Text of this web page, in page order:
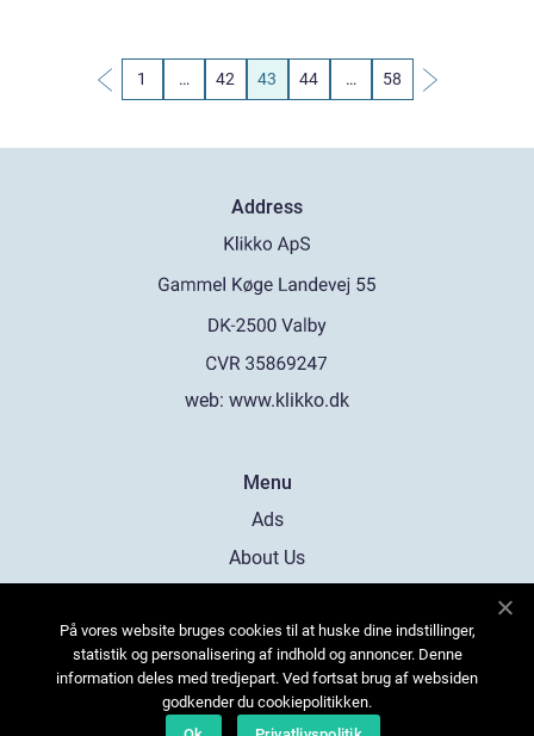
1 … 42 43 44 … 58
Address
web: www.klikko.dk
Menu
Ads
About Us
Contact
Sitemap
På vores website bruges cookies til at huske dine indstillinger,
statistik og personalisering af indhold og annoncer. Denne
information deles med tredjepart. Ved fortsat brug af websiden
godkender du cookiepolitikken.